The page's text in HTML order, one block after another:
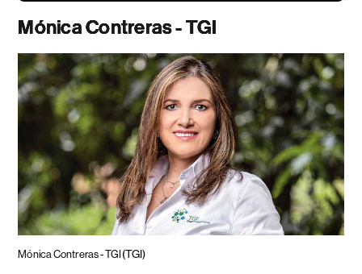
Mónica Contreras - TGI
Mónica Contreras - TGI (TGI)